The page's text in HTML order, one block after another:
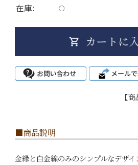
在庫: ○
【
■商品説明
金縁と白金線のみのシンプルなデザイ